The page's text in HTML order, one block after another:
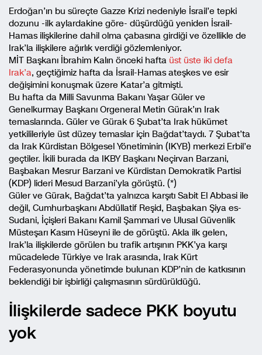
Erdoğan’ın bu süreçte Gazze Krizi nedeniyle İsrail’e tepki
dozunu -ilk aylardakine göre- düşürdüğü yeniden İsrail-
Hamas ilişkilerine dahil olma çabasına girdiği ve özellikle de
Irak’la ilişkilere ağırlık verdiği gözlemleniyor.
MİT Başkanı İbrahim Kalın önceki hafta üst üste iki defa
Irak’a, geçtiğimiz hafta da İsrail-Hamas ateşkes ve esir
değişimini konuşmak üzere Katar’a gitmişti.
Bu hafta da Milli Savunma Bakanı Yaşar Güler ve
Genelkurmay Başkanı Orgeneral Metin Gürak’ın Irak
temaslarında. Güler ve Gürak 6 Şubat’ta Irak hükümet
yetkilileriyle üst düzey temaslar için Bağdat’taydı. 7 Şubat’ta
da Irak Kürdistan Bölgesel Yönetiminin (IKYB) merkezi Erbil’e
geçtiler. İkili burada da IKBY Başkanı Neçirvan Barzani,
Başbakan Mesrur Barzani ve Kürdistan Demokratik Partisi
(KDP) lideri Mesud Barzani’yla görüştü. (*)
Güler ve Gürak, Bağdat’ta yalnızca karşıtı Sabit El Abbasi ile
değil, Cumhurbaşkanı Abdüllatif Reşid, Başbakan Şiya es-
Sudani, İçişleri Bakanı Kamil Şammari ve Ulusal Güvenlik
Müsteşarı Kasım Hüseyni ile de görüştü. Akla ilk gelen,
Irak’la ilişkilerde görülen bu trafik artışının PKK’ya karşı
mücadelede Türkiye ve Irak arasında, Irak Kürt
Federasyonunda yönetimde bulunan KDP’nin de katkısının
beklendiği bir işbirliği çalışmasının sürdürüldüğü.
İlişkilerde sadece PKK boyutu
yok